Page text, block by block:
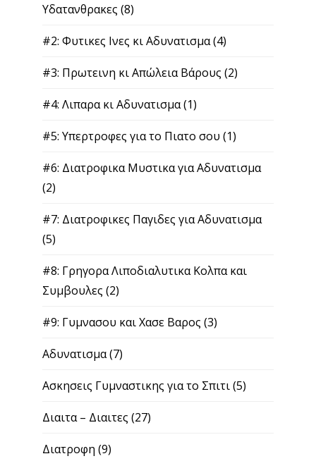
Υδατανθρακες (8)
#2: Φυτικες Ινες κι Αδυνατισμα(4)
#3: Πρωτεινη κι Απώλεια Βάρους (2)
#4: Λιπαρα κι Αδυνατισμα(1)
#5: Υπερτροφες για το Πιατο σου (1)
#6: Διατροφικα Μυστικα για Αδυνατισμα
(2)
#7: Διατροφικες Παγιδες για Αδυνατισμα
(5)
#8: Γρηγορα Λιποδιαλυτικα Κολπα και
Συμβουλες (2)
#9: Γυμνασου και Χασε Βαρος (3)
Αδυνατισμα(7)
Ασκησεις Γυμναστικης για το Σπιτι(5)
Διαιτα – Διαιτες (27)
Διατροφη (9)